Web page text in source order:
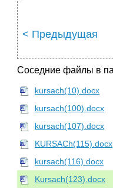
< Предыдущая
Соседние файлы в
kursach(10).docx
kursach(100).docx
kursach(107).docx
KURSACh(115).docx
kursach(116).docx
Kursach(123).docx